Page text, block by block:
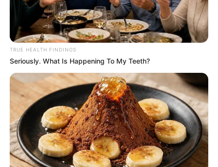
TRUE HEALTH FINDINGS
Seriously. What Is Happening To My Teeth?